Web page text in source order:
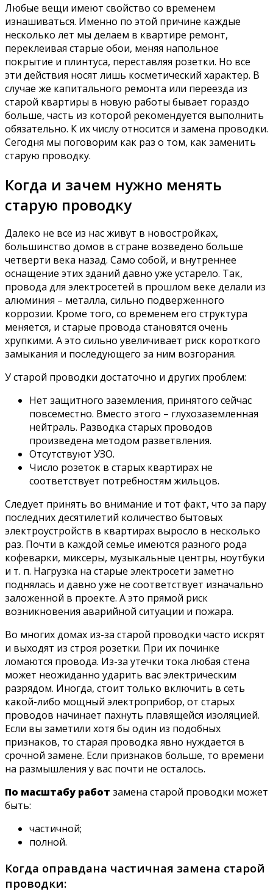
Любые вещи имеют свойство со временем
изнашиваться. Именно по этой причине каждые
несколько лет мы делаем в квартире ремонт,
переклеивая старые обои, меняя напольное
покрытие и плинтуса, переставляя розетки. Но все
эти действия носят лишь косметический характер. В
случае же капитального ремонта или переезда из
старой квартиры в новую работы бывает гораздо
больше, часть из которой рекомендуется выполнить
обязательно. К их числу относится и замена проводки.
Сегодня мы поговорим как раз о том, как заменить
старую проводку.
Когда и зачем нужно менять
старую проводку
Далеко не все из нас живут в новостройках,
большинство домов в стране возведено больше
четверти века назад. Само собой, и внутреннее
оснащение этих зданий давно уже устарело. Так,
провода для электросетей в прошлом веке делали из
алюминия – металла, сильно подверженного
коррозии. Кроме того, со временем его структура
меняется, и старые провода становятся очень
хрупкими. А это сильно увеличивает риск короткого
замыкания и последующего за ним возгорания.
У старой проводки достаточно и других проблем:
Нет защитного заземления, принятого сейчас
повсеместно. Вместо этого – глухозаземленная
нейтраль. Разводка старых проводов
произведена методом разветвления.
Отсутствуют УЗО.
Число розеток в старых квартирах не
соответствует потребностям жильцов.
Следует принять во внимание и тот факт, что за пару
последних десятилетий количество бытовых
электроустройств в квартирах выросло в несколько
раз. Почти в каждой семье имеются разного рода
кофеварки, миксеры, музыкальные центры, ноутбуки
и т. п. Нагрузка на старые электросети заметно
поднялась и давно уже не соответствует изначально
заложенной в проекте. А это прямой риск
возникновения аварийной ситуации и пожара.
Во многих домах из-за старой проводки часто искрят
и выходят из строя розетки. При их починке
ломаются провода. Из-за утечки тока любая стена
может неожиданно ударить вас электрическим
разрядом. Иногда, стоит только включить в сеть
какой-либо мощный электроприбор, от старых
проводов начинает пахнуть плавящейся изоляцией.
Если вы заметили хотя бы один из подобных
признаков, то старая проводка явно нуждается в
срочной замене. Если признаков больше, то времени
на размышления у вас почти не осталось.
По масштабу работ замена старой проводки может
быть:
частичной;
полной.
Когда оправдана частичная замена старой
проводки: